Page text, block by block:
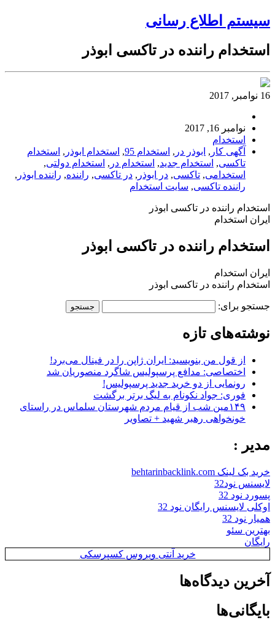
سیستم اطلاع رسانی
استخدام راننده در تاکسی ابوذر
16 نوامبر, 2017
نوامبر 16, 2017
استخدام
آگهی کار , ابوذر در , استخدام 95 , استخدام ابوذر , استخدام
تاکسی, استخدام جدید, استخدام در , استخدام دولتی,
استخدامی, تاکسی, در ابوذر , در تاکسی, راننده, راننده ابوذر ,
راننده تاکسی, سایت استخدام
استخدام راننده در تاکسی ابوذر
ایران استخدام
استخدام راننده در تاکسی ابوذر
ایران استخدام
استخدام راننده در تاکسی ابوذر
جستجو برای:
نوشته‌های تازه
از قول من بنویسید: ایران ژاپن را در فینال می‌برد!
اختصاصی: مدافع پرسپولیس شاگرد منصوریان شد
رونمایی از دو خرید جدید پرسپولیس!
فوری: جواد نکونام به لیگ برتر برگشت
۱۴۹مین شب از قیام مردم شهرستان سلماس در راستای
خونخواهی رهبر شهید + تصاویر
مدیر :
خرید بک لینک behtarinbacklink.com
لایسنس نود32
پسورد نود 32
اوکلی لایسنس رایگان نود 32
همیار نود 32
بهترین سئو
رایگان
خرید آنتی ویروس کسپرسکی
آخرین دیدگاه‌ها
بایگانی‌ها